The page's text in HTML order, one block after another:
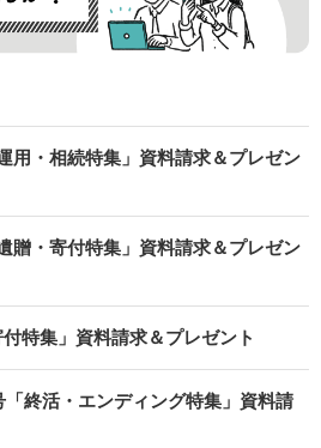
用・相続特集」資料請求＆プレゼン
贈・寄付特集」資料請求＆プレゼン
特集」資料請求＆プレゼント
終活・エンディング特集」資料請